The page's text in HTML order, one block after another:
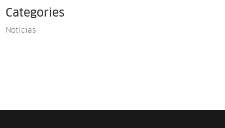
Categories
Notícias